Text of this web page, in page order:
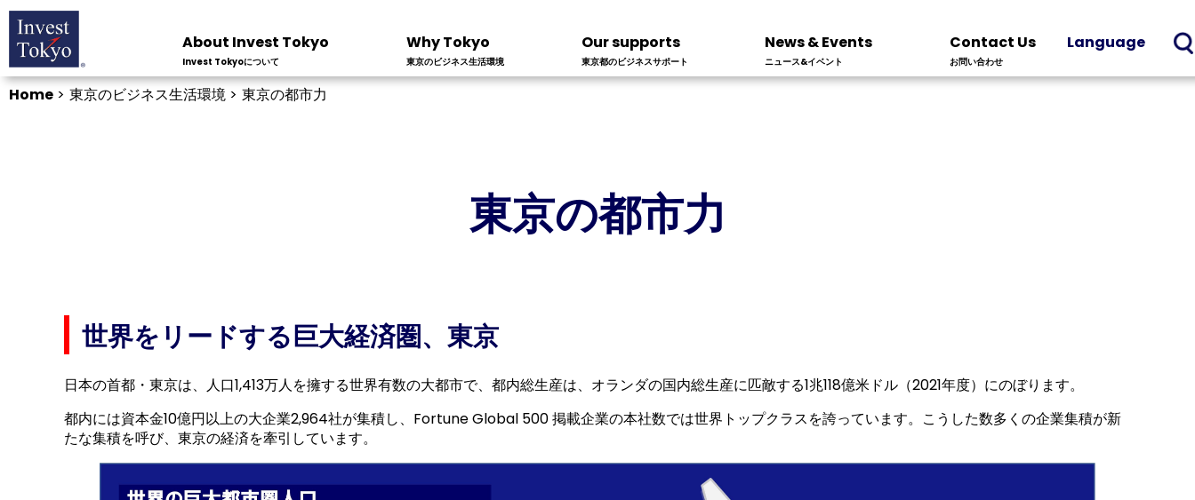
About Invest Tokyo
Invest Tokyoについて
Why Tokyo
東京のビジネス生活環境
Our supports
東京都のビジネスサポート
News & Events
ニュース&イベント
Contact Us
お問い合わせ
Home > 東京のビジネス生活環境 > 東京の都市力
Language
東京の都市力
世界をリードする巨大経済圏、東京
日本の首都・東京は、人口1,413万人を擁する世界有数の大都市で、都内総生産は、オランダの国内総生産に匹敵する1兆118億米ドル（2021年度）にのぼります。
都内には資本金10億円以上の大企業2,964社が集積し、Fortune Global 500 掲載企業の本社数では世界トップクラスを誇っています。こうした数多くの企業集積が新
たな集積を呼び、東京の経済を牽引しています。